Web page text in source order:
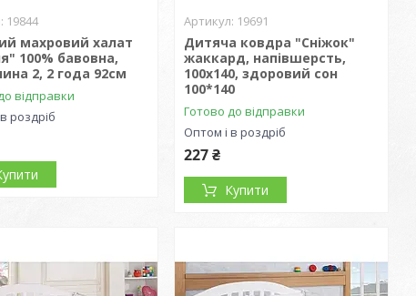
19844
махровий халат
100% бавовна,
2, 2 года 92см
відправки
роздріб
19691
Дитяча ковдра "Сніжок"
жаккард, напівшерсть,
100х140, здоровий сон
100*140
Готово до відправки
Оптом і в роздріб
227 ₴
Купити